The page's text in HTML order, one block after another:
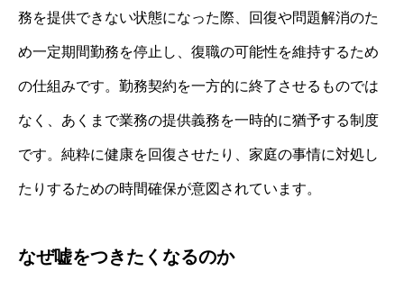
務を提供できない状態になった際、回復や問題解消のた
め一定期間勤務を停止し、復職の可能性を維持するため
の仕組みです。勤務契約を一方的に終了させるものでは
なく、あくまで業務の提供義務を一時的に猶予する制度
です。純粋に健康を回復させたり、家庭の事情に対処し
たりするための時間確保が意図されています。
なぜ嘘をつきたくなるのか